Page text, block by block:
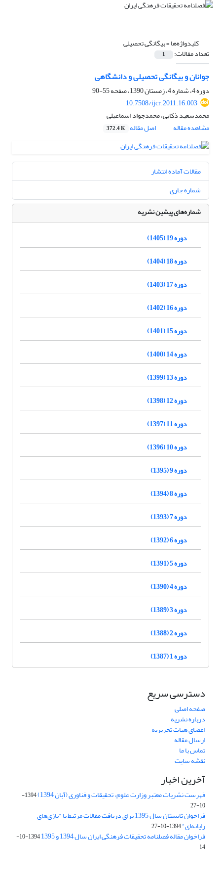
کلیدواژه‌ها =بیگانگی تحصیلی
تعداد مقالات: 1
جوانان و بیگانگی تحصیلی و دانشگاهی
دوره 4، شماره 4، زمستان 1390، صفحه
55-90
10.7508/ijcr.2011.16.003
محمد‌سعید ذکایی، محمد‌جواد اسماعیلی
مشاهده مقاله
اصل مقاله 372.4 K
مقالات آماده انتشار
شماره جاری
شماره‌های پیشین نشریه
دوره 19 (1405)
دوره 18 (1404)
دوره 17 (1403)
دوره 16 (1402)
دوره 15 (1401)
دوره 14 (1400)
دوره 13 (1399)
دوره 12 (1398)
دوره 11 (1397)
دوره 10 (1396)
دوره 9 (1395)
دوره 8 (1394)
دوره 7 (1393)
دوره 6 (1392)
دوره 5 (1391)
دوره 4 (1390)
دوره 3 (1389)
دوره 2 (1388)
دوره 1 (1387)
دسترسی سریع
صفحه اصلی
درباره نشریه
اعضای هیات تحریریه
ارسال مقاله
تماس با ما
نقشه سایت
آخرین اخبار
فهرست نشریات معتبر وزارت علوم، تحقیقات و فناوری (آبان 1394)
1394-
10-27
فراخوان تابستان سال 1395 برای دریافت مقالات مرتبط با "بازی‌های
رایانه‌ای"1394-10-27
فراخوان مقاله فصلنامه تحقیقات فرهنگی ایران سال 1394 و 1395
1394-10-
14